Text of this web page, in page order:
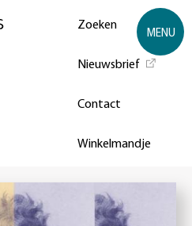
Zoeken
Nieuwsbrief
Contact
Winkelmandje
MENU